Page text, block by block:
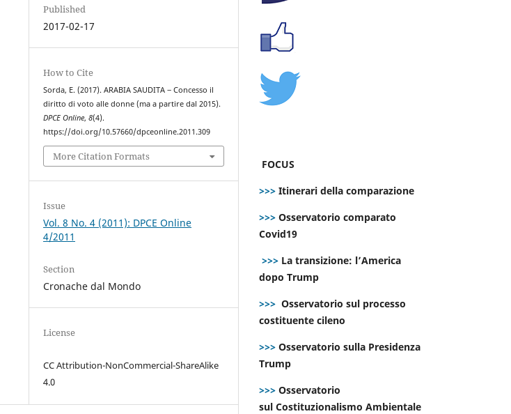
Published
2017-02-17
How to Cite
Sorda, E. (2017). ARABIA SAUDITA ‒ Concesso il
diritto di voto alle donne (ma a partire dal 2015).
DPCE Online,8(4).
https://doi.org/10.57660/dpceonline.2011.309
More Citation Formats
Issue
Vol. 8 No. 4 (2011): DPCE Online
4/2011
Section
Cronache dal Mondo
License
CC Attribution-NonCommercial-ShareAlike
4.0
FOCUS
>>> Itinerari della comparazione
>>> Osservatorio comparato
Covid19
>>> La transizione: l’America
dopo Trump
>>> Osservatorio sul processo
costituente cileno
>>> Osservatorio sulla Presidenza
Trump
>>> Osservatorio
sul Costituzionalismo Ambientale